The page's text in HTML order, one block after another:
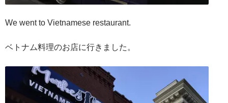
We went to Vietnamese restaurant.
ベトナム料理のお店に行きました。